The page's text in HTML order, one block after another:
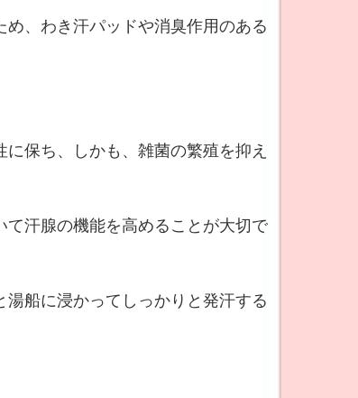
、わき汗パッドや消臭作用のある
保ち、しかも、雑菌の繁殖を抑え
汗腺の機能を高めることが大切で
船に浸かってしっかりと発汗する